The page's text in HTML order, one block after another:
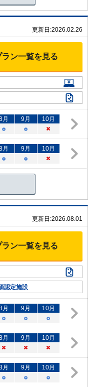
更新日:2026.02.26
ン一覧を見る
月 9月 10月
○
○ ×
月 9月 10月
○
○ ×
更新日:2026.08.01
ン一覧を見る
認定施設
月 9月 10月
○
○ ○
月 9月 10月
×
× ×
月 9月 10月
○
○ ○